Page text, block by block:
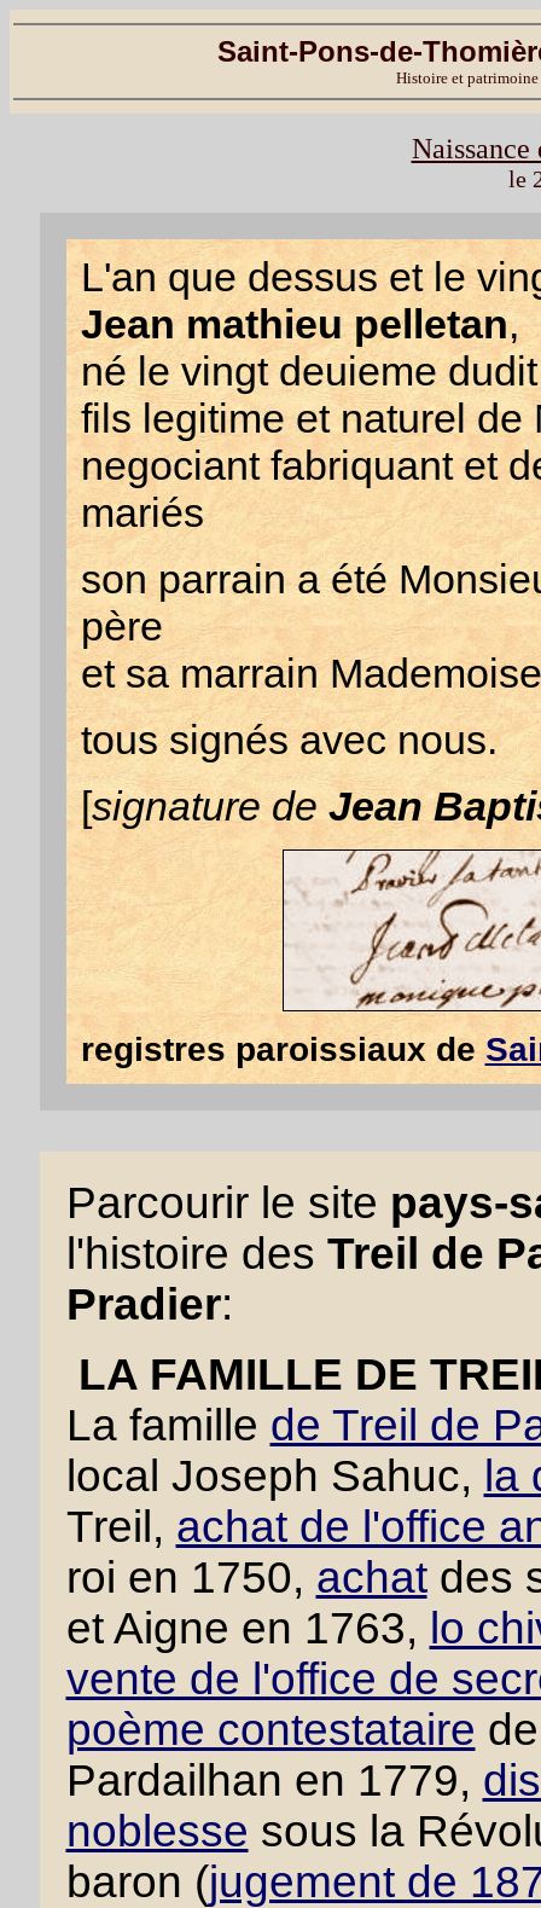
Saint-Pons-de-
Histoire et
le
L'an que dessus et le
Jean mathieu pelletan,
né le vingt deuieme
fils legitime et naturel
negociant fabriquant et
mariés
son parrain a été
père
et sa marrain
tous signés avec nous.
[signature deJean
registres paroissiaux de
Parcourir le site pays-
l'histoire des Treil de
Pradier:
LA FAMILLE DE
La famille de Treil de
local Joseph Sahuc, la
Treil, achat de l'office
roi en 1750, achatdes
et Aigne en 1763, lo
vente de l'office de
poème contestataire
Pardailhan en 1779,
noblesse sous la
baron (jugement de